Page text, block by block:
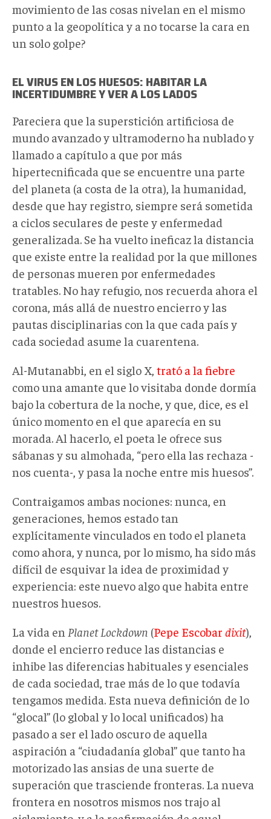
movimiento de las cosas nivelan en el mismo
punto a la geopolítica y a no tocarse la cara en
un solo golpe?
EL VIRUS EN LOS HUESOS: HABITAR LA
INCERTIDUMBRE Y VER A LOS LADOS
Pareciera que la superstición artificiosa de
mundo avanzado y ultramoderno ha nublado y
llamado a capítulo a que por más
hipertecnificada que se encuentre una parte
del planeta (a costa de la otra), la humanidad,
desde que hay registro, siempre será sometida
a ciclos seculares de peste y enfermedad
generalizada. Se ha vuelto ineficaz la distancia
que existe entre la realidad por la que millones
de personas mueren por enfermedades
tratables. No hay refugio, nos recuerda ahora el
corona, más allá de nuestro encierro y las
pautas disciplinarias con la que cada país y
cada sociedad asume la cuarentena.
Al-Mutanabbi, en el siglo X, trató a la fiebre
como una amante que lo visitaba donde dormía
bajo la cobertura de la noche, y que, dice, es el
único momento en el que aparecía en su
morada. Al hacerlo, el poeta le ofrece sus
sábanas y su almohada, “pero ella las rechaza -
nos cuenta-, y pasa la noche entre mis huesos”.
Contraigamos ambas nociones: nunca, en
generaciones, hemos estado tan
explícitamente vinculados en todo el planeta
como ahora, y nunca, por lo mismo, ha sido más
difícil de esquivar la idea de proximidad y
experiencia: este nuevo algo que habita entre
nuestros huesos.
La vida en Planet Lockdown (Pepe Escobar dixit),
donde el encierro reduce las distancias e
inhibe las diferencias habituales y esenciales
de cada sociedad, trae más de lo que todavía
tengamos medida. Esta nueva definición de lo
“glocal” (lo global y lo local unificados) ha
pasado a ser el lado oscuro de aquella
aspiración a “ciudadanía global” que tanto ha
motorizado las ansias de una suerte de
superación que trasciende fronteras. La nueva
frontera en nosotros mismos nos trajo al